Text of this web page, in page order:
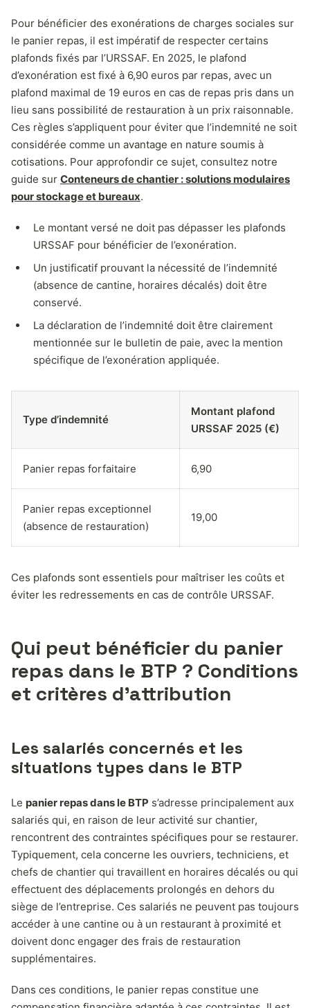
Pour bénéficier des exonérations de charges sociales sur
le panier repas, il est impératif de respecter certains
plafonds fixés par l’URSSAF. En 2025, le plafond
d’exonération est fixé à 6,90 euros par repas, avec un
plafond maximal de 19 euros en cas de repas pris dans un
lieu sans possibilité de restauration à un prix raisonnable.
Ces règles s’appliquent pour éviter que l’indemnité ne soit
considérée comme un avantage en nature soumis à
cotisations. Pour approfondir ce sujet, consultez notre
guide sur Conteneurs de chantier : solutions modulaires
pour stockage et bureaux.
Le montant versé ne doit pas dépasser les plafonds
URSSAF pour bénéficier de l’exonération.
Un justificatif prouvant la nécessité de l’indemnité
(absence de cantine, horaires décalés) doit être
conservé.
La déclaration de l’indemnité doit être clairement
mentionnée sur le bulletin de paie, avec la mention
spécifique de l’exonération appliquée.
Type d’indemnité
Montant plafond
URSSAF 2025 (€)
Panier repas forfaitaire 6,90
Panier repas exceptionnel
(absence de restauration)
19,00
Ces plafonds sont essentiels pour maîtriser les coûts et
éviter les redressements en cas de contrôle URSSAF.
Qui peut bénéficier du panier
repas dans le BTP ? Conditions
et critères d’attribution
Les salariés concernés et les
situations types dans le BTP
Le panier repas dans le BTP s’adresse principalement aux
salariés qui, en raison de leur activité sur chantier,
rencontrent des contraintes spécifiques pour se restaurer.
Typiquement, cela concerne les ouvriers, techniciens, et
chefs de chantier qui travaillent en horaires décalés ou qui
effectuent des déplacements prolongés en dehors du
siège de l’entreprise. Ces salariés ne peuvent pas toujours
accéder à une cantine ou à un restaurant à proximité et
doivent donc engager des frais de restauration
supplémentaires.
Dans ces conditions, le panier repas constitue une